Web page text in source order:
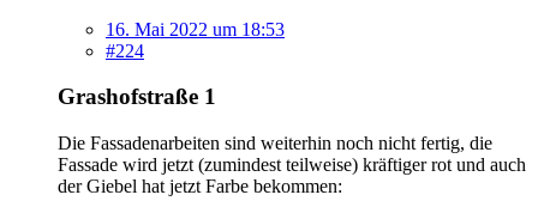
16. Mai 2022 um 18:53
#224
Grashofstraße 1
Die Fassadenarbeiten sind weiterhin noch nicht fertig, die
Fassade wird jetzt (zumindest teilweise) kräftiger rot und auch
der Giebel hat jetzt Farbe bekommen: